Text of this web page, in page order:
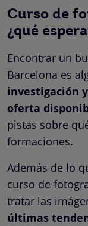
Curso de
¿qué
Encontrar un
Barcelona es
investigación
oferta
pistas sobre
formaciones.
Además de lo
curso de
tratar las
últimas